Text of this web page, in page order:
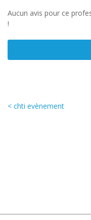
Aucun avis pour ce
!
< chti evènement